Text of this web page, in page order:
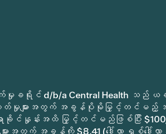
ာင့်ရှောက်မှုခရိုင် d/b/a Central Health
မှုများအတွက် အခွန်ပိုမိုမြှင့်တင်မည့် အ
င်နှုန်းအထိ မြှင့်တင်မည်ဖြစ်ပြီး
တွက် အခွန်ကို $8.41 (ဒေါ်လာ ရှစ်ဒေါ်လ